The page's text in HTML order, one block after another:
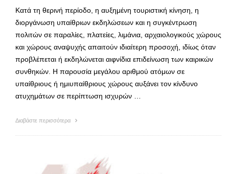
Κατά τη θερινή περίοδο, η αυξημένη τουριστική κίνηση, η
διοργάνωση υπαίθριων εκδηλώσεων και η συγκέντρωση
πολιτών σε παραλίες, πλατείες, λιμάνια, αρχαιολογικούς χώρους
και χώρους αναψυχής απαιτούν ιδιαίτερη προσοχή, ιδίως όταν
προβλέπεται ή εκδηλώνεται αιφνίδια επιδείνωση των καιρικών
συνθηκών. Η παρουσία μεγάλου αριθμού ατόμων σε
υπαίθριους ή ημιυπαίθριους χώρους αυξάνει τον κίνδυνο
ατυχημάτων σε περίπτωση ισχυρών …
Διαβάστε περισσότερα